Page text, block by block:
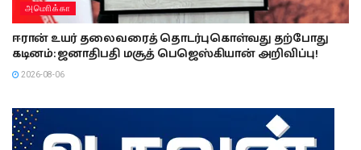
அமொிக்கா
ஈரான் உயர் தலைவரைத் தொடர்புகொள்வது தற்போது
கடினம்: ஜனாதிபதி மசூத் பெஜெஸ்கியான் அறிவிப்பு!
2026-08-06